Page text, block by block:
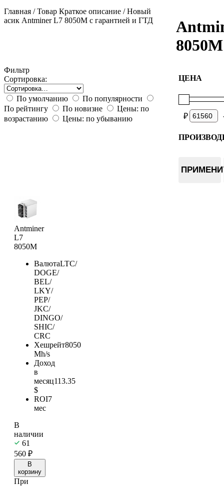
Главная / Товар Краткое описание / Новый
асик Antminer L7 8050M с гарантией и ГТД
8050M
Фильтр
Сортировка:
По умолчанию
По популярности
По рейтингу
По новизне
Цены: по
возрастанию
Цены: по убыванию
ЦЕНА
₽
Antminer
L7
8050M
ВалютаLTC/
DOGE/
BEL/
LKY/
PEP/
JKC/
DINGO/
SHIC/
CRC
Хешрейт8050
Mh/s
Доход
в
месяц113.35
$
ROI7
мес
В
наличии
61
560 ₽
В
корзину
При